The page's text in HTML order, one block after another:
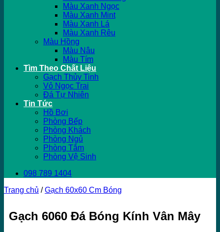
Màu Xanh Ngọc
Màu Xanh Mint
Màu Xanh Lá
Màu Xanh Rêu
Màu Hồng
Màu Nâu
Màu Tím
Tìm Theo Chất Liệu
Gạch Thủy Tinh
Vỏ Ngọc Trai
Đá Tự Nhiên
Tin Tức
Hồ Bơi
Phòng Bếp
Phòng Khách
Phòng Ngủ
Phòng Tắm
Phòng Vệ Sinh
098 789 1404
Trang chủ / Gạch 60x60 Cm Bóng
Gạch 6060 Đá Bóng Kính Vân Mây